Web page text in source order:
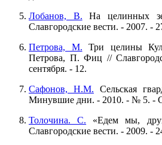
Лобанов, В. На целинных
Славгородские вести. - 2007. -
Петрова, М. Три целины
Петрова, П. Фиц //
сентября. - 12.
Сафонов, Н.М. Сельская
Минувшие дни. - 2010. - № 5. -
Толочина. С. «Едем мы,
Славгородские вести. - 2009. -